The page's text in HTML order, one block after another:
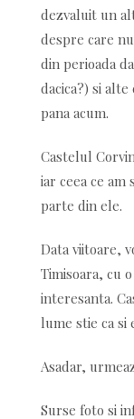
dezvaluit un
despre care
din perioada
dacica?) si
pana acum.
Castelul
iar ceea ce am
parte din ele.
Data viitoare,
Timisoara, cu
interesanta.
lume stie ca si
Asadar,
Surse foto si